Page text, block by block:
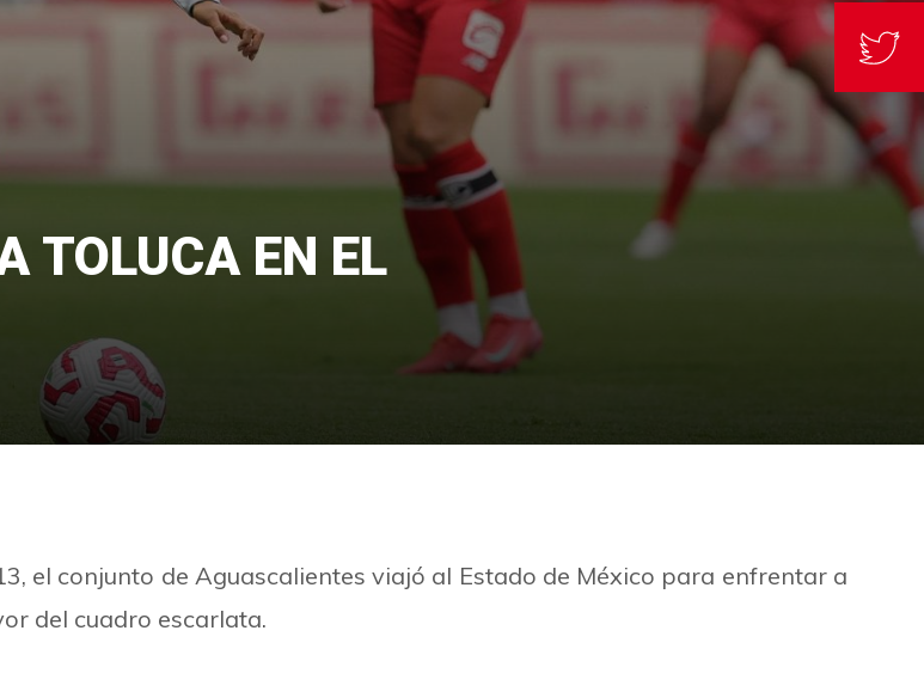
TOLUCA EN EL
el conjunto de Aguascalientes viajó al Estado de México para enfrentar a
del cuadro escarlata.